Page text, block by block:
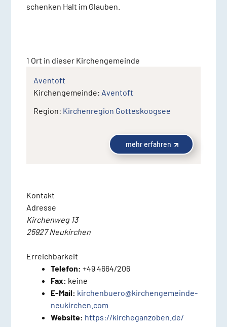
schenken Halt im Glauben.
1 Ort in dieser Kirchengemeinde
Aventoft
Kirchengemeinde: Aventoft
Region: Kirchenregion Gotteskoogsee
mehr erfahren
Kontakt
Adresse
Kirchenweg 13
25927 Neukirchen
Erreichbarkeit
Telefon: +49 4664/206
Fax: keine
E-Mail: kirchenbuero@kirchengemeinde-
neukirchen.com
Website: https://kircheganzoben.de/